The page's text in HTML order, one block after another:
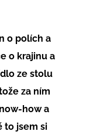
o polích a
o krajinu a
ze stolu
za ním
how a
to jsem si